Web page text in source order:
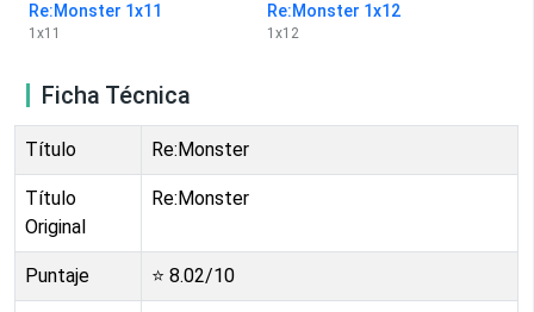
Re:Monster 1x11
1 x11
Re:Monster 1x12
1 x12
Ficha Técnica
Título Re:Monster
Título
Original
Re:Monster
Puntaje ⭐ 8.02/10